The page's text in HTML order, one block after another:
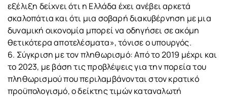
εξέλιξη δείχνει ότι η Ελλάδα έχει ανέβει αρκετά
σκαλοπάτια και ότι μια σοβαρή διακυβέρνηση με μια
δυναμική οικονομία μπορεί να οδηγήσει σε ακόμη
θετικότερα αποτελέσματα», τόνισε ο υπουργός.
6. Σύγκριση με τον πληθωρισμό: Από το 2019 μέχρι και
το 2023, με βάση τις προβλέψεις για την πορεία του
πληθωρισμού που περιλαμβάνονται στον κρατικό
προϋπολογισμό, ο δείκτης τιμών καταναλωτή